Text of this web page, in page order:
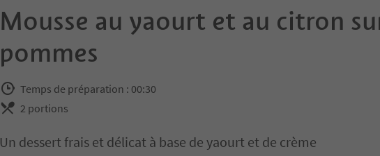
Mousse au yaourt et au citron
pommes
Temps de préparation : 00:30
2 portions
Un dessert frais et délicat à base de yaourt et de crème